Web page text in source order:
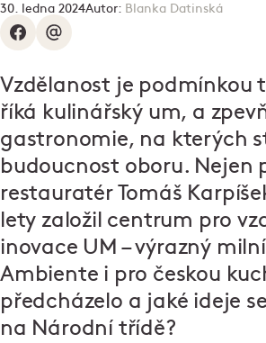
30. ledna 2024Autor: Blanka Datinská
Vzdělanost je podmínkou
říká kulinářský um, a
gastronomie, na kterých
budoucnost oboru. Nejen
restauratér Tomáš
lety založil centrum pro
inovace UM – výrazný
Ambiente i pro českou
předcházelo a jaké ideje
na Národní třídě?